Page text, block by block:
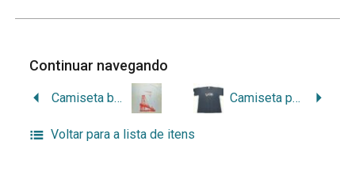
Continuar navegando
Camiseta branca do 3º Fórum Nacional de Museus Camiseta preta do I Encontro Nacional de Integração entre Arquivologia, História e Museologia da UFSM
Voltar para a lista de itens